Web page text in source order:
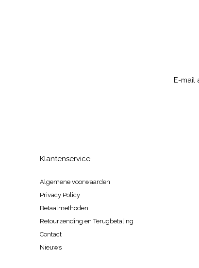
Klantenservice
Algemene voorwaarden
Privacy Policy
Betaalmethoden
Retourzending en Terugbetaling
Contact
Nieuws